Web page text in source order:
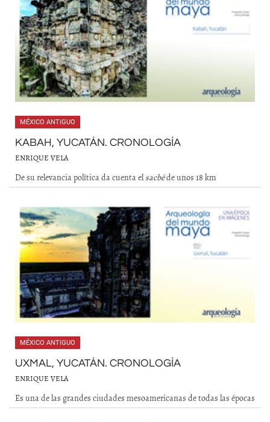
MÉXICO ANTIGUO
KABAH, YUCATÁN. CRONOLOGÍA
ENRIQUE VELA
De su relevancia política da cuenta el sacbéde unos 18 km
MÉXICO ANTIGUO
UXMAL, YUCATÁN. CRONOLOGÍA
ENRIQUE VELA
Es una de las grandes ciudades mesoamericanas de todas las épocas